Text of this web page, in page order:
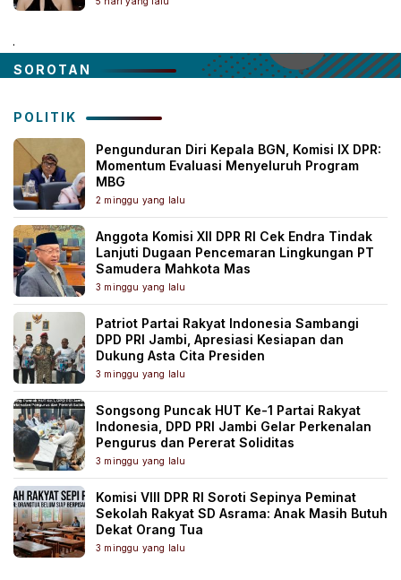
.
SOROTAN
POLITIK
Pengunduran Diri Kepala BGN, Komisi IX DPR:
Momentum Evaluasi Menyeluruh Program
MBG
2 minggu yang lalu
Anggota Komisi XII DPR RI Cek Endra Tindak
Lanjuti Dugaan Pencemaran Lingkungan PT
Samudera Mahkota Mas
3 minggu yang lalu
Patriot Partai Rakyat Indonesia Sambangi
DPD PRI Jambi, Apresiasi Kesiapan dan
Dukung Asta Cita Presiden
3 minggu yang lalu
Songsong Puncak HUT Ke-1 Partai Rakyat
Indonesia, DPD PRI Jambi Gelar Perkenalan
Pengurus dan Pererat Soliditas
3 minggu yang lalu
Komisi VIII DPR RI Soroti Sepinya Peminat
Sekolah Rakyat SD Asrama: Anak Masih Butuh
Dekat Orang Tua
3 minggu yang lalu